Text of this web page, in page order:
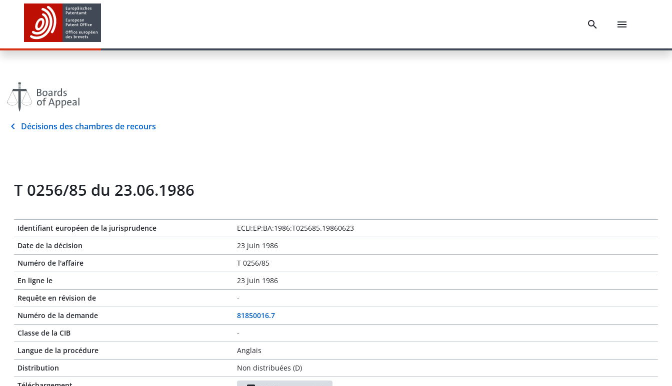
Décisions des chambres de recours
T 0256/85 du 23.06.1986
Identifiant européen de la jurisprudence
ECLI:EP:BA:1986:T025685.19860623
Date de la décision
23 juin 1986
Numéro de l'affaire
T 0256/85
En ligne le
23 juin 1986
Requête en révision de
-
Numéro de la demande
81850016.7
Classe de la CIB
-
Langue de la procédure
Anglais
Distribution
Non distribuées (D)